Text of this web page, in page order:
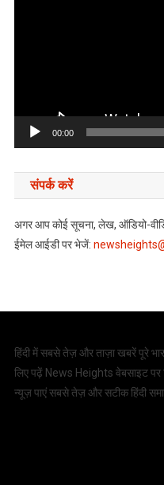
00:00
संपर्क करें
अगर आप कोई सूचना, लेख, ऑडियो-
ईमेल आईडी पर भेजें:
हिंदी में सबसे तेज़ और ताज़ा खबरें पूरे
लिए पढ़ें News Heights वेबसाइट पर
न्यूज़ पाएं सबसे तेज़ और सटीक हिंदी